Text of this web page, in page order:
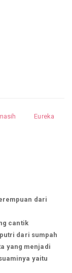
Eureka
dari
cantik
dari sumpah
yang menjadi
yaitu